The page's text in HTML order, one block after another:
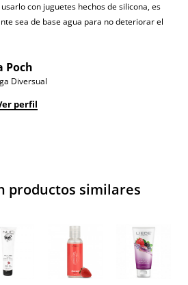
con juguetes hechos de silicona, es
sea de base agua para no deteriorar el
Poch
Diversual
perfil
productos similares